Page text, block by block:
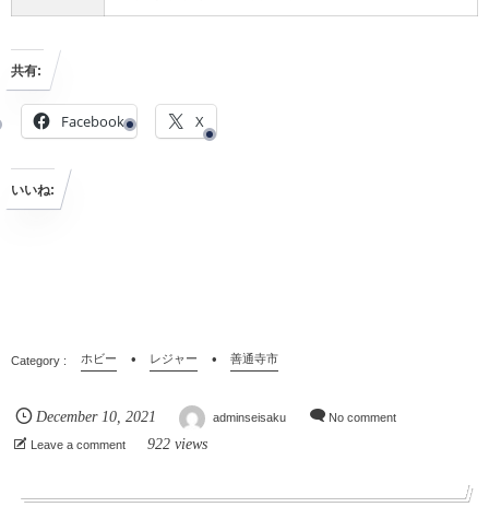
共有:
Facebook X
いいね:
ホビー レジャー 善通寺市
December 10 ,2021 adminseisaku No comment
Leave a comment 922 views